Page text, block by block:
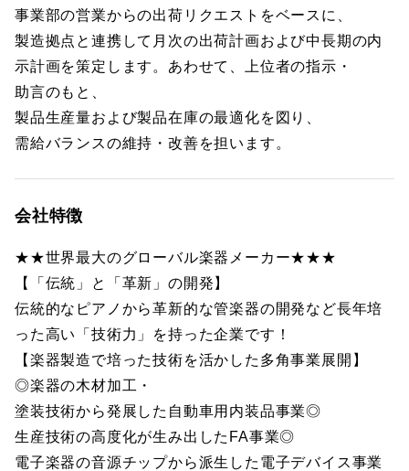
事業部の営業からの出荷リクエストをベースに、
製造拠点と連携して月次の出荷計画および中長期の内
示計画を策定します。あわせて、上位者の指示・
助言のもと、
製品生産量および製品在庫の最適化を図り、
需給バランスの維持・改善を担います。
会社特徴
★★世界最大のグローバル楽器メーカー★★★
【「伝統」と「革新」の開発】
伝統的なピアノから革新的な管楽器の開発など長年培
った高い「技術力」を持った企業です！
【楽器製造で培った技術を活かした多角事業展開】
◎楽器の木材加工・
塗装技術から発展した自動車用内装品事業◎
生産技術の高度化が生み出したFA事業◎
電子楽器の音源チップから派生した電子デバイス事業